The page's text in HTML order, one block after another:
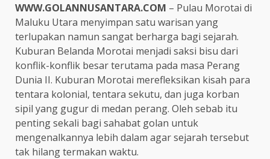
WWW.GOLANNUSANTARA.COM – Pulau Morotai di
Maluku Utara menyimpan satu warisan yang
terlupakan namun sangat berharga bagi sejarah.
Kuburan Belanda Morotai menjadi saksi bisu dari
konflik-konflik besar terutama pada masa Perang
Dunia II. Kuburan Morotai merefleksikan kisah para
tentara kolonial, tentara sekutu, dan juga korban
sipil yang gugur di medan perang. Oleh sebab itu
penting sekali bagi sahabat golan untuk
mengenalkannya lebih dalam agar sejarah tersebut
tak hilang termakan waktu.